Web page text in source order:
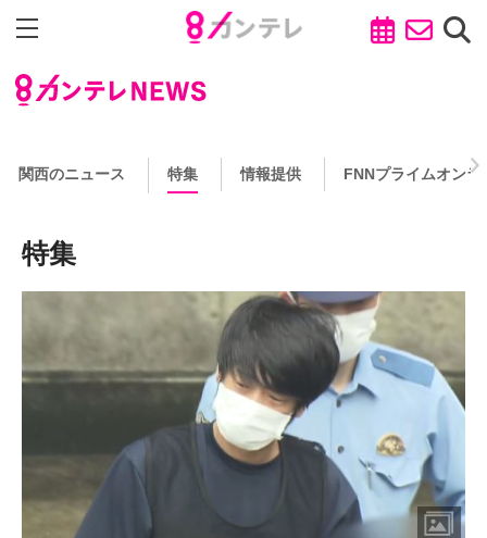
関西のニュース 特集 情報提供 FNNプライムオンラ
特集